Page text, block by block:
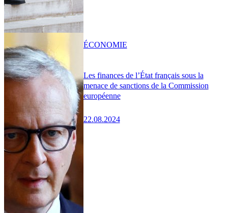
Les finances de l’État français sous la
menace de sanctions de la Commission
européenne
22.08.2024
ÉCONOMIE